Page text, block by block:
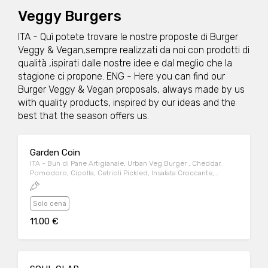
Veggy Burgers
ITA - Quì potete trovare le nostre proposte di Burger
Veggy & Vegan,sempre realizzati da noi con prodotti di
qualità ,ispirati dalle nostre idee e dal meglio che la
stagione ci propone. ENG - Here you can find our
Burger Veggy & Vegan proposals, always made by us
with quality products, inspired by our ideas and the
best that the season offers us.
Garden Coin
ITA - Bun di Pane Artigianale, Urban Veg Burger , Cheddar,
Pomodoro, Cipolla, Cetrioli Pickled, Insalata Croccante,
Senape, Salsa BBQ Home-Made ENG - Artisanal Bread Bun,
Urban Veg Burger, Cheddar, Tomato, Onion, Pickles, Crunchy
Salad, Mustard, Home-Made BBQ Sauce
Solo cena
11.00 €